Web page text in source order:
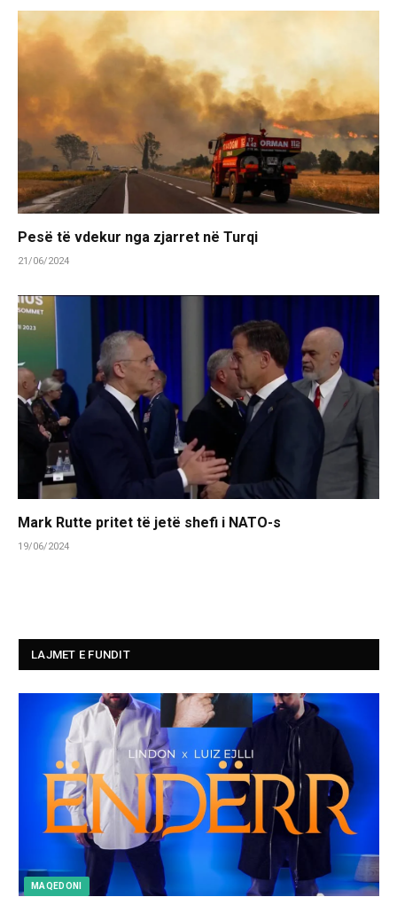
Pesë të vdekur nga zjarret në Turqi
21/06/2024
Mark Rutte pritet të jetë shefi i NATO-s
19/06/2024
LAJMET E FUNDIT
MAQEDONI